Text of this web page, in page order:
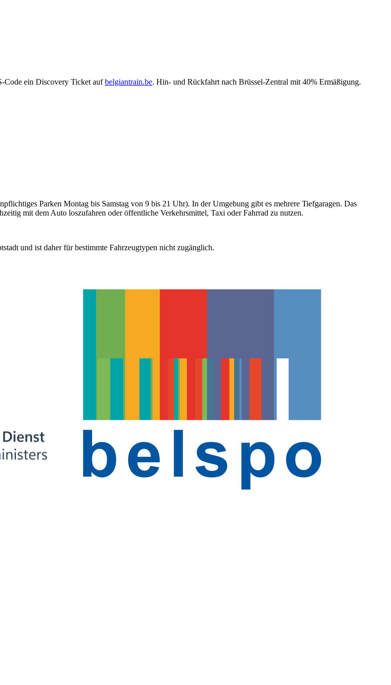
Code ein Discovery Ticket aufbelgiantrain.be. Hin- und Rückfahrt nach Brüssel-Zentral mit 40% Ermäßigung.
Parken Montag bis Samstag von 9 bis 21 Uhr). In der Umgebung gibt es mehrere Tiefgaragen. Das
mit dem Auto loszufahren oder öffentliche Verkehrsmittel, Taxi oder Fahrrad zu nutzen.
und ist daher für bestimmte Fahrzeugtypen nicht zugänglich.